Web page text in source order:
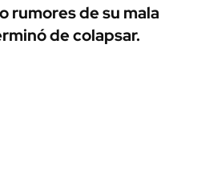
LIFESTYLE
AUTOS
rumores de su mala
de colapsar.